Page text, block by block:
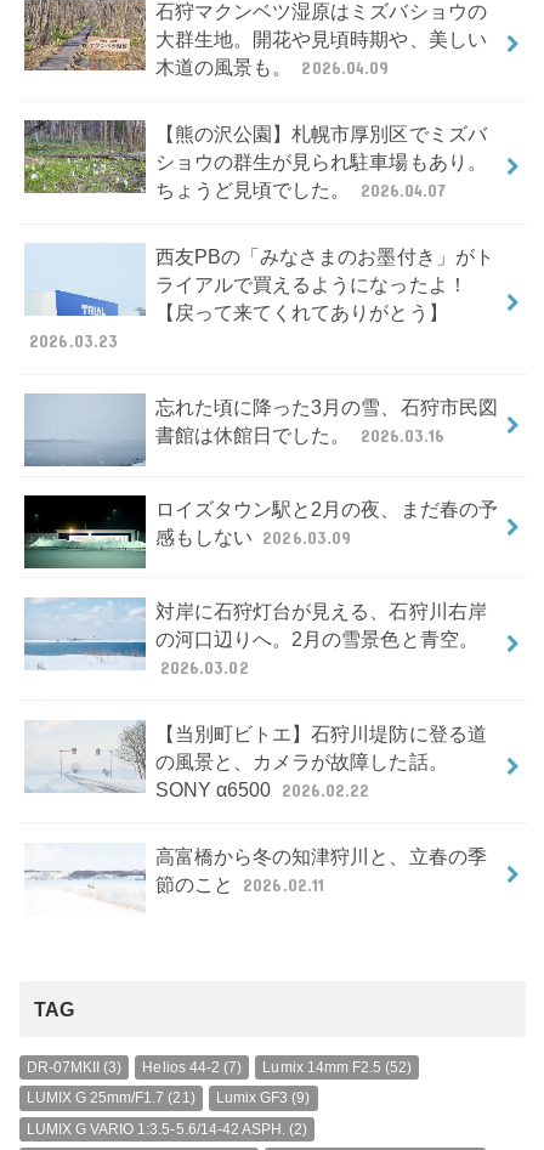
石狩マクンベツ湿原はミズバショウの
大群生地。開花や見頃時期や、美しい
木道の風景も。
2026.04.09
【熊の沢公園】札幌市厚別区でミズバ
ショウの群生が見られ駐車場もあり。
ちょうど見頃でした。
2026.04.07
西友PBの「みなさまのお墨付き」がト
ライアルで買えるようになったよ！
【戻って来てくれてありがとう】
2026.03.23
忘れた頃に降った3月の雪、石狩市民図
書館は休館日でした。
2026.03.16
ロイズタウン駅と2月の夜、まだ春の予
感もしない 2026.03.09
対岸に石狩灯台が見える、石狩川右岸
の河口辺りへ。2月の雪景色と青空。
2026.03.02
【当別町ビトエ】石狩川堤防に登る道
の風景と、カメラが故障した話。
SONY α6500 2026.02.22
高富橋から冬の知津狩川と、立春の季
節のこと
2026.02.11
TAG
DR-07MKII(3) Helios 44-2 (7) Lumix 14mm F2.5 (52)
LUMIX G 25mm/F1.7 (21) Lumix GF3 (9)
LUMIX G VARIO 1:3.5-5.6/14-42 ASPH. (2)